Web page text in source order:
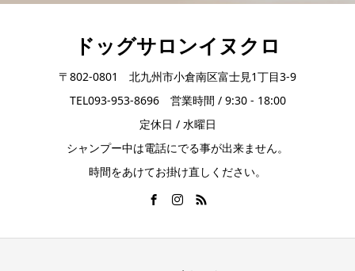
ドッグサロンイヌクロ
〒802-0801 北九州市小倉南区富士見1丁目3-9
TEL093-953-8696 営業時間 / 9:30 - 18:00
定休日 / 水曜日
シャンプー中は電話にでる事が出来ません。
時間をあけてお掛け直しください。